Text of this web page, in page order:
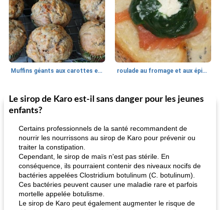
Muffins géants aux carottes et à la banane de Nif roulade au fromage et aux épinards
30min
Marques de confiance: recettes et
fiesta tostadas
55min
Viande et volaille
Le sirop de Karo est-il sans danger pour les jeunes
enfants?
Certains professionnels de la santé recommandent de
nourrir les nourrissons au sirop de Karo pour prévenir ou
traiter la constipation.
Cependant, le sirop de maïs n'est pas stérile. En
conséquence, ils pourraient contenir des niveaux nocifs de
bactéries appelées Clostridium botulinum (C. botulinum).
Ces bactéries peuvent causer une maladie rare et parfois
mortelle appelée botulisme.
Le sirop de Karo peut également augmenter le risque de